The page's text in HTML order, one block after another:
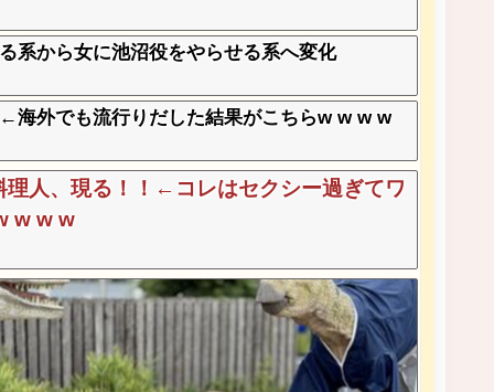
系から女に池沼役をやらせる系へ変化
海外でも流行りだした結果がこちらw w w w
人、現る！！←コレはセクシー過ぎてワ
w w w